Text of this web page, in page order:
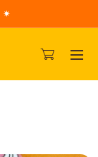
✷